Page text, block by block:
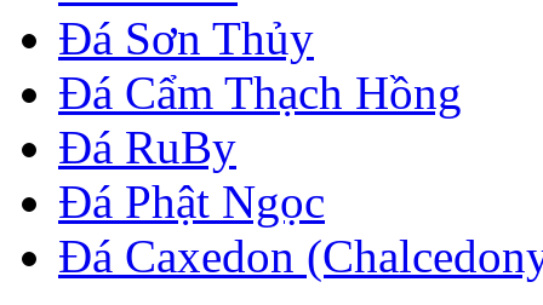
Đá Sơn Thủy
Đá Cẩm Thạch Hồng
Đá RuBy
Đá Phật Ngọc
Đá Caxedon